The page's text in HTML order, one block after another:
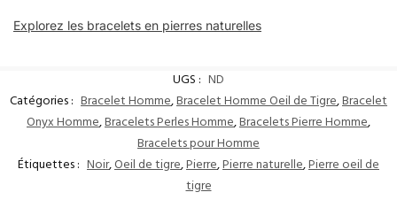
Explorez les bracelets en pierres naturelles
UGS : ND
Catégories : Bracelet Homme,Bracelet Homme Oeil de Tigre,Bracelet
Onyx Homme,Bracelets Perles Homme,Bracelets Pierre Homme,
Bracelets pour Homme
Étiquettes : Noir,Oeil de tigre,Pierre,Pierre naturelle,Pierre oeil de
tigre